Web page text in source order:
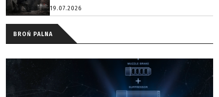
19.07.2026
BROŃ PALNA